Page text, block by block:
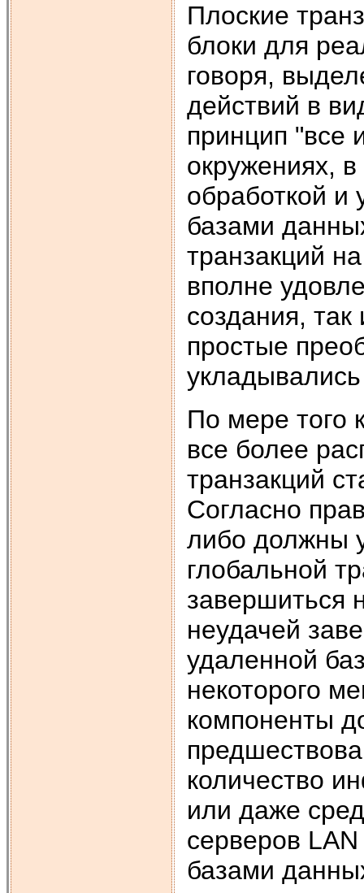
Плоские
блоки для
говоря,
действий в
принцип "все
окружениях,
обработкой и
базами
транзакций
вполне
создания,
простые
По мере того
все более
транзакций
Согласно
либо должны
глобальной
завершиться
неудачей
удаленной
некоторого
компоненты
количество
или даже
серверов
базами